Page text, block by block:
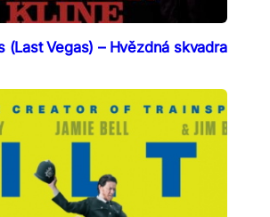
(Last Vegas) – Hvězdná skvadra